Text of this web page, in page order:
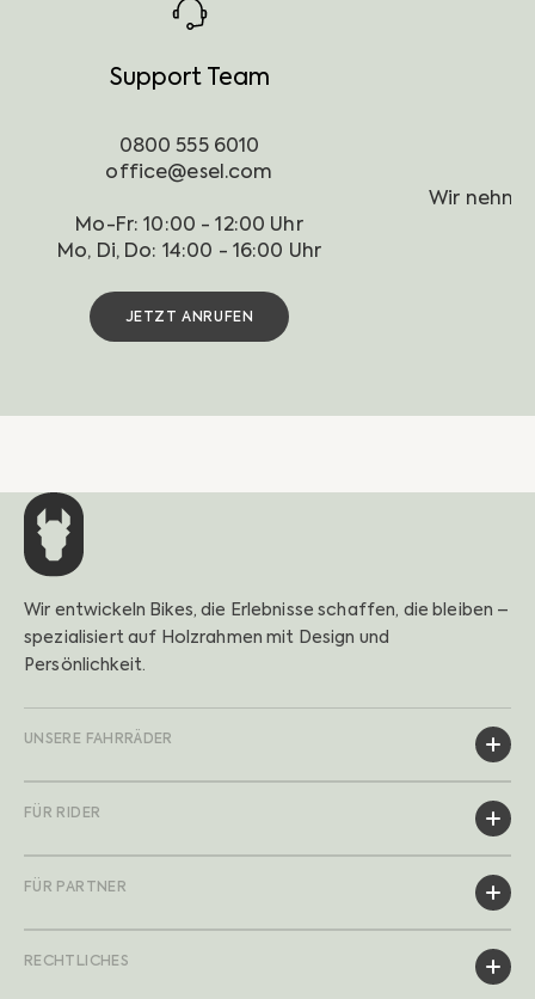
Support Team
0800 555 6010
office@esel.com
Mo-Fr: 10:00 - 12:00 Uhr
JETZT ANRUFEN
Wir entwickeln Bikes, die Erlebnisse schaffen, die bleiben –
spezialisiert auf Holzrahmen mit Design und
Persönlichkeit.
UNSERE FAHRRÄDER
FÜR RIDER
FÜR PARTNER
RECHTLICHES